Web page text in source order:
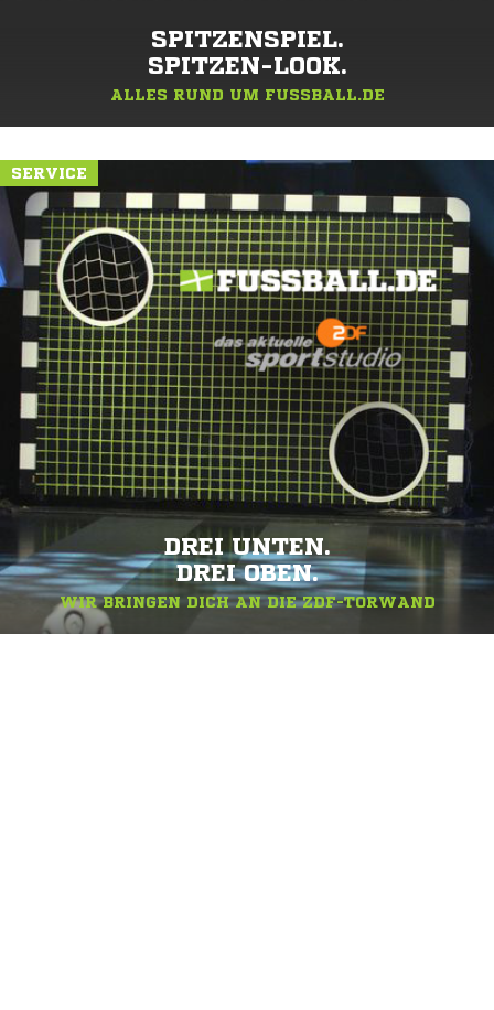
SPITZENSPIEL.
SPITZEN-LOOK.
ALLES RUND UM FUSSBALL.DE
SERVICE
DREI UNTEN.
DREI OBEN.
WIR BRINGEN DICH AN DIE ZDF-TORWAND